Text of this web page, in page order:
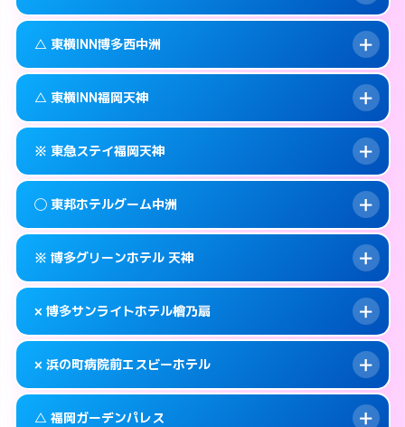
info このホテルの詳細ページを見る →
smartphone 092-713-5454
map 福岡市中央区渡辺通4-7-1
info このホテルの詳細ページを見る →
案内方法:女性が直接お部屋まで伺います。
smartphone 092-712-5858
map 福岡市中央区天神1-16-1
info このホテルの詳細ページを見る →
案内方法:女性が直接お部屋まで伺います。
smartphone 092-781-0711
map 福岡市中央区大名2-6-60
info このホテルの詳細ページを見る →
△ 東横INN博多西中洲
案内方法:状況により派遣できません。
smartphone 092-739-1045
map 福岡市中央区西中洲1-16
info このホテルの詳細ページを見る →
△ 東横INN福岡天神
案内方法: 状況により派遣できません。
smartphone 092-725-1045
map 福岡市中央区渡辺通5-15-14
info このホテルの詳細ページを見る →
※ 東急ステイ福岡天神
案内方法: カードキーにつきホテルの入り口で
待ち合わせ。
info このホテルの詳細ページを見る →
◯ 東邦ホテルグーム中洲
案内方法: 女性が直接お部屋まで伺います。
smartphone 050-1807-3131
map 福岡市中央区渡辺通5-7-22
info このホテルの詳細ページを見る →
※ 博多グリーンホテル 天神
案内方法:カードキーにつきホテルの入り口で
待ち合わせ。
× 博多サンライトホテル檜乃扇
案内方法:派遣できません。
× 浜の町病院前エスビーホテル
△ 福岡ガーデンパレス